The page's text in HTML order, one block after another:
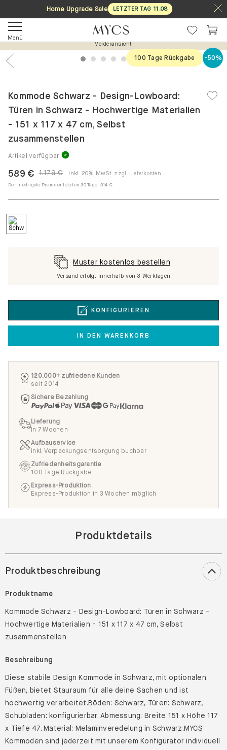
Home Upgrade Sale LETZTER TAG 11 .08
Menü
Vorderansicht
1 2 3 4 5 6 7
100 Tage Rückgabe -50%
Kommode Schwarz - Design-Lowboard:
Türen in Schwarz - Hochwertige Materialien
- 151 x 117 x 47 cm, Selbst
zusammenstellen
Artikel verfügbar
1.179 €
589 € inkl. 20% MwSt. zzgl. Lieferkosten
Der niedrigste Preis der letzten 30 Tage: 514 €
KONFIGURIEREN
IN DEN WARENKORB
Muster kostenlos bestellen
Versand erfolgt innerhalb von 3 Werktagen
120.000+ zufriedene Kunden
seit 2014
Sichere Bezahlung
Lieferung
in 7 Wochen
Aufbauservice
inkl. Verpackungsentsorgung buchbar
Zufriedenheitsgarantie
100 Tage Rückgabe
Express-Produktion
Express-Produktion in 3 Wochen möglich
Produktdetails
Produktbeschreibung
Produktname
Kommode Schwarz - Design-Lowboard: Türen in Schwarz -
Hochwertige Materialien - 151 x 117 x 47 cm, Selbst
zusammenstellen
Beschreibung
Diese stabile Design Kommode in Schwarz, mit optionalen
Füßen, bietet Stauraum für alle deine Sachen und ist
hochwertig verarbeitet.Böden: Schwarz, Türen: Schwarz,
Schubladen: konfigurierbar. Abmessung: Breite 151 x Höhe 117
x Tiefe 47. Material: Melaminveredelung in Schwarz.MYCS
Kommoden sind jederzeit mit unserem Konfigurator individuell